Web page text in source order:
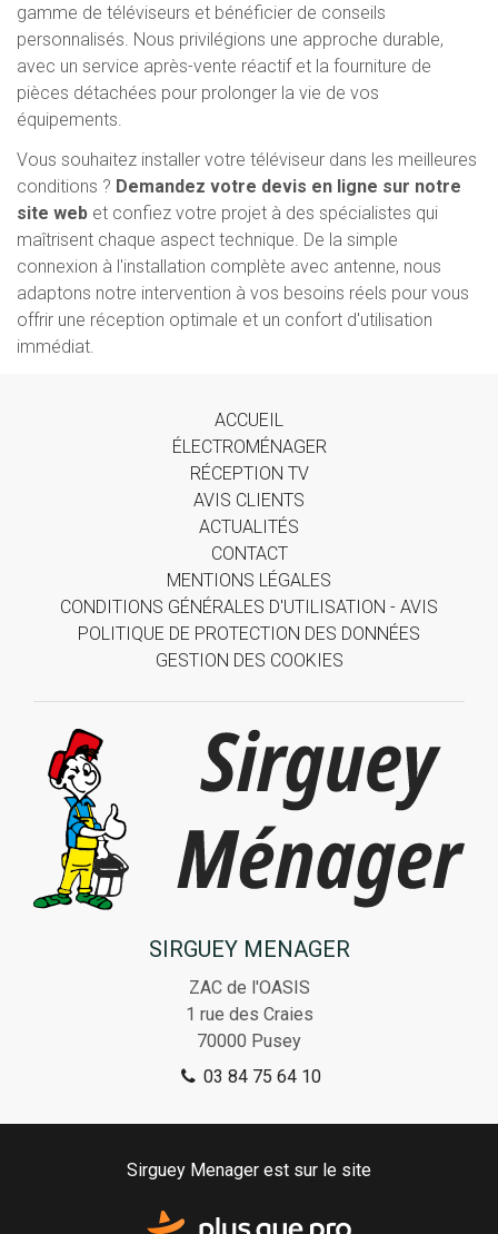
gamme de téléviseurs et bénéficier de conseils
personnalisés. Nous privilégions une approche durable,
avec un service après-vente réactif et la fourniture de
pièces détachées pour prolonger la vie de vos
équipements.
Vous souhaitez installer votre téléviseur dans les meilleures
conditions ? Demandez votre devis en ligne sur notre
site web et confiez votre projet à des spécialistes qui
maîtrisent chaque aspect technique. De la simple
connexion à l'installation complète avec antenne, nous
adaptons notre intervention à vos besoins réels pour vous
offrir une réception optimale et un confort d'utilisation
immédiat.
ACCUEIL
ÉLECTROMÉNAGER
RÉCEPTION TV
AVIS CLIENTS
ACTUALITÉS
CONTACT
MENTIONS LÉGALES
CONDITIONS GÉNÉRALES D'UTILISATION - AVIS
POLITIQUE DE PROTECTION DES DONNÉES
GESTION DES COOKIES
SIRGUEY MENAGER
ZAC de l'OASIS
1 rue des Craies
70000 Pusey
03 84 75 64 10
Sirguey Menager est sur le site